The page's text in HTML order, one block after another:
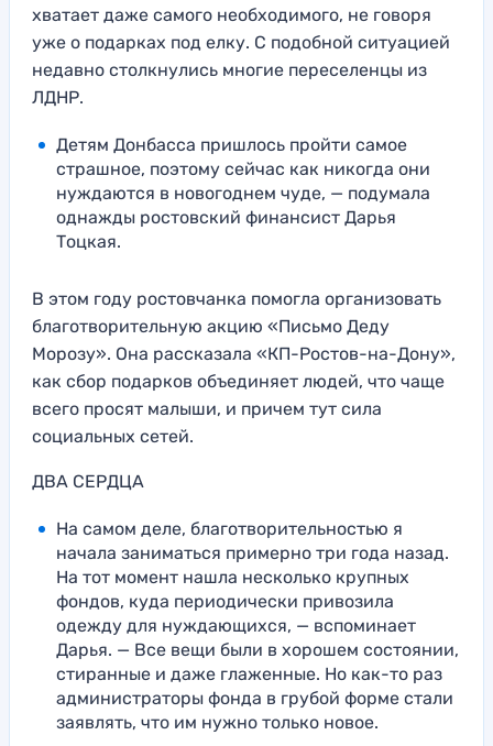
хватает даже самого необходимого, не говоря
уже о подарках под елку. С подобной ситуацией
недавно столкнулись многие переселенцы из
ЛДНР.
Детям Донбасса пришлось пройти самое
страшное, поэтому сейчас как никогда они
нуждаются в новогоднем чуде, — подумала
однажды ростовский финансист Дарья
Тоцкая.
В этом году ростовчанка помогла организовать
благотворительную акцию «Письмо Деду
Морозу». Она рассказала «КП-Ростов-на-Дону»,
как сбор подарков объединяет людей, что чаще
всего просят малыши, и причем тут сила
социальных сетей.
ДВА СЕРДЦА
На самом деле, благотворительностью я
начала заниматься примерно три года назад.
На тот момент нашла несколько крупных
фондов, куда периодически привозила
одежду для нуждающихся, — вспоминает
Дарья. — Все вещи были в хорошем состоянии,
стиранные и даже глаженные. Но как-то раз
администраторы фонда в грубой форме стали
заявлять, что им нужно только новое.